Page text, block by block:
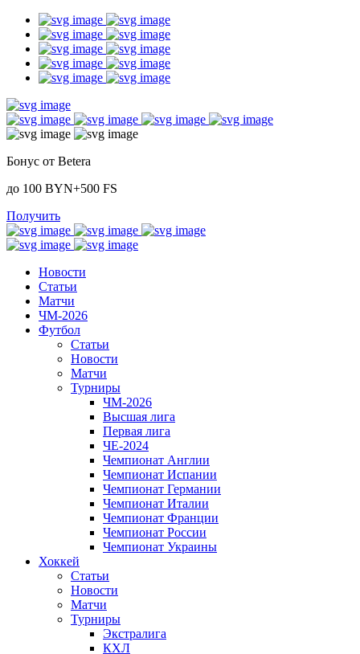
Бонус от Betera
до 100 BYN+500 FS
Получить
Новости
Статьи
Матчи
ЧМ-2026
Футбол
Статьи
Новости
Матчи
Турниры
ЧМ-2026
Высшая лига
Первая лига
ЧЕ-2024
Чемпионат Англии
Чемпионат Испании
Чемпионат Германии
Чемпионат Италии
Чемпионат Франции
Чемпионат России
Чемпионат Украины
Хоккей
Статьи
Новости
Матчи
Турниры
Экстралига
КХЛ